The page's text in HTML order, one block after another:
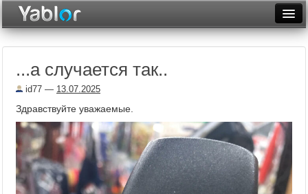
Неделя
Рейтинги
Архив
Фототоп
...а случается так..
id77 — 13.07.2025
Здравствуйте уважаемые.